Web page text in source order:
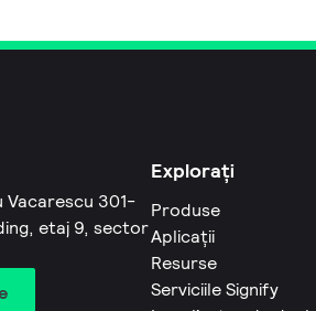
Vacarescu 301-
etaj 9, sector
Explorați
Produse
Aplicații
Resurse
Serviciile Signify